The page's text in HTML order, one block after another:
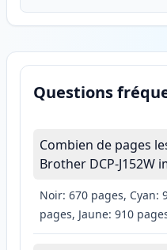
Questions
Combien de pages
Brother DCP-J152W
Noir: 670 pages, Cyan:
pages, Jaune: 910